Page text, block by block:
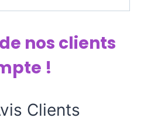
nos clients
!
Clients